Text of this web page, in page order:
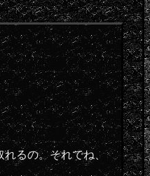
れるの。それでね、